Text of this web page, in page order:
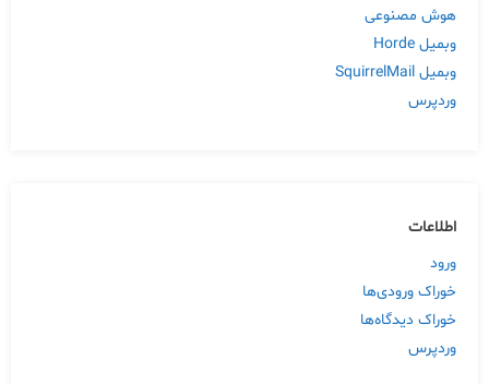
هوش مصنوعی
وبمیل Horde
وبمیل SquirrelMail
وردپرس
اطلاعات
ورود
خوراک ورودی‌ها
خوراک دیدگاه‌ها
وردپرس